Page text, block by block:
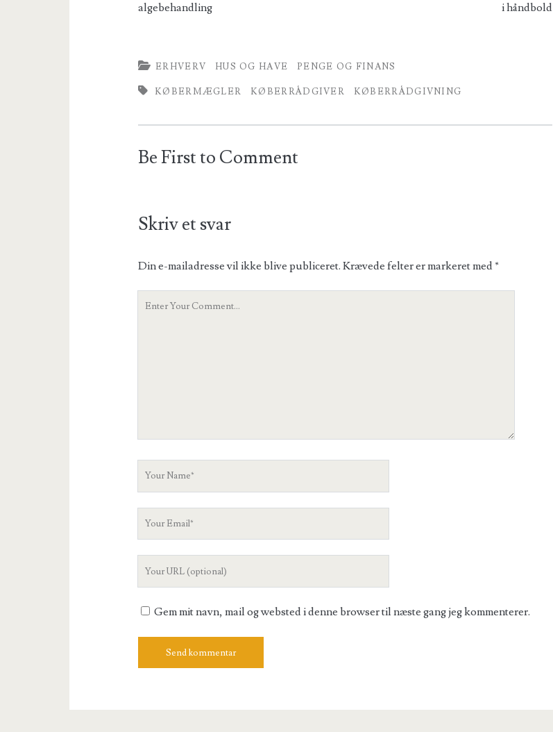
algebehandling
i håndbold
ERHVERV HUS OG HAVE PENGE OG FINANS
KØBERMÆGLER KØBERRÅDGIVER KØBERRÅDGIVNING
Be First to Comment
Skriv et svar
Din e-mailadresse vil ikke blive publiceret. Krævede felter er markeret med*
Your
Gem mit navn, mail og websted i denne browser til næste gang jeg kommenterer.